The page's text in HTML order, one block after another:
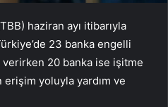
haziran ayı itibarıyla
23 banka engelli
verirken 20 banka ise işitme
yoluyla yardım ve